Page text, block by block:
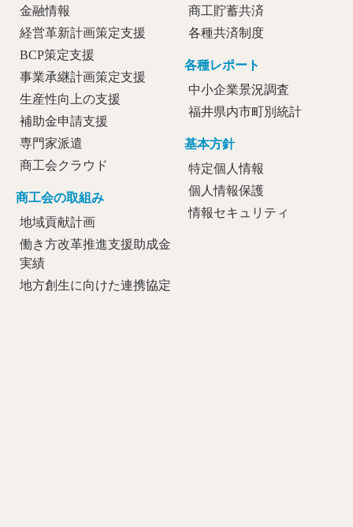
金融情報
経営革新計画策定支援
BCP策定支援
事業承継計画策定支援
生産性向上の支援
補助金申請支援
専門家派遣
商工会クラウド
商工会の取組み
地域貢献計画
働き方改革推進支援助成金
実績
地方創生に向けた連携協定
商工貯蓄共済
各種共済制度
各種レポート
中小企業景況調査
福井県内市町別統計
基本方針
特定個人情報
個人情報保護
情報セキュリティ